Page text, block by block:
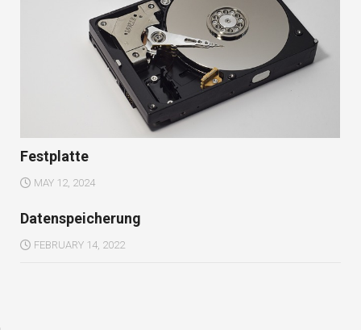
Festplatte
MAY 12, 2024
Datenspeicherung
FEBRUARY 14, 2022